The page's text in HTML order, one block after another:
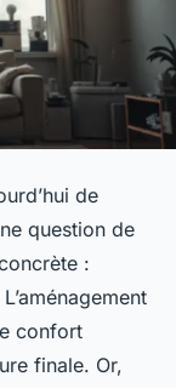
de
question de
:
confort
finale. Or,